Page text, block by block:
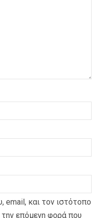
email, και τον ιστότοπο
επόμενη φορά που